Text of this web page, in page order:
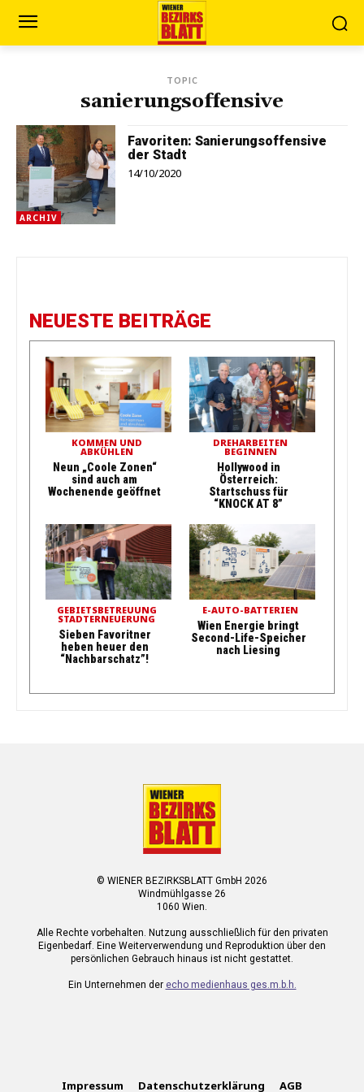
TOPIC
sanierungsoffensive
ARCHIV
Favoriten: Sanierungsoffensive
der Stadt
14/10/2020
NEUESTE BEITRÄGE
KOMMEN UND
ABKÜHLEN
Neun „Coole Zonen“
sind auch am
Wochenende geöffnet
DREHARBEITEN
BEGINNEN
Hollywood in
Österreich:
Startschuss für
“KNOCK AT 8”
GEBIETSBETREUUNG
STADTERNEUERUNG
Sieben Favoritner
heben heuer den
“Nachbarschatz”!
E-AUTO-BATTERIEN
Wien Energie bringt
Second-Life-Speicher
nach Liesing
© WIENER BEZIRKSBLATT GmbH 2026
Windmühlgasse 26
1060 Wien.
Alle Rechte vorbehalten. Nutzung ausschließlich für den privaten
Eigenbedarf. Eine Weiterverwendung und Reproduktion über den
persönlichen Gebrauch hinaus ist nicht gestattet.
Ein Unternehmen der echo medienhaus ges.m.b.h.
Impressum Datenschutzerklärung AGB